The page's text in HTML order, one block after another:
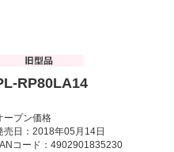
RP80LA14
ープン価格
売日：2018年05月14日
コード：4902901835230